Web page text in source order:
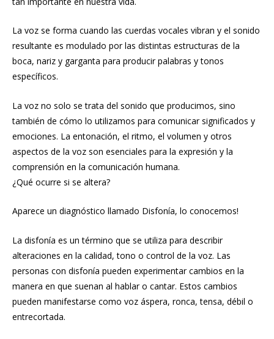
La voz se forma cuando las cuerdas vocales vibran y el sonido
resultante es modulado por las distintas estructuras de la
boca, nariz y garganta para producir palabras y tonos
específicos.
La voz no solo se trata del sonido que producimos, sino
también de cómo lo utilizamos para comunicar significados y
emociones. La entonación, el ritmo, el volumen y otros
aspectos de la voz son esenciales para la expresión y la
comprensión en la comunicación humana.
¿Qué ocurre si se altera?
Aparece un diagnóstico llamado Disfonía, lo conocemos!
La disfonía es un término que se utiliza para describir
alteraciones en la calidad, tono o control de la voz. Las
personas con disfonía pueden experimentar cambios en la
manera en que suenan al hablar o cantar. Estos cambios
pueden manifestarse como voz áspera, ronca, tensa, débil o
entrecortada.